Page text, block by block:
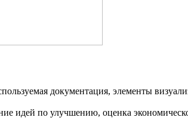
документация, элементы
идей по улучшению, оценка